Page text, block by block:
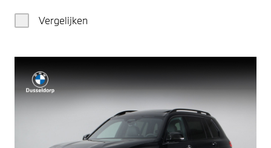
Vergelijken